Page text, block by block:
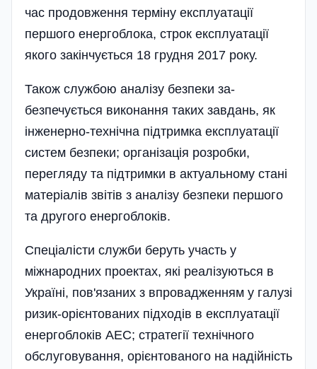
час продовження терміну екс­плуатації
першого енергоблока, строк експлуатації
якого закінчується 18 груд­ня 2017 року.
Також службою аналізу безпеки за­
безпечується виконання таких завдань, як
інженерно-технічна підтримка експлу­атації
систем безпеки; організація роз­робки,
перегляду та підтримки в актуаль­ному стані
матеріалів звітів з аналізу без­пеки першого
та другого енергоблоків.
Спеціалісти служби беруть участь у
міжнародних проектах, які реалізуються в
Україні, пов'язаних з впровадженням у галузі
ризик-орієнтованих підходів в екс­плуатації
енергоблоків АЕС; стратегії технічного
обслуговування, орієнтованого на надійність